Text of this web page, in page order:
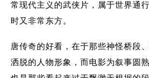
常现代主义的武侠片，属于世界通
时又非常东方。
唐传奇的好看，在于那些神怪桥段
洒脱的人物形象，而电影为叙事圆